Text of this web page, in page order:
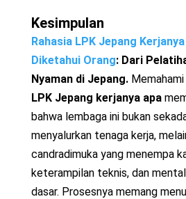
Kesimpulan
Rahasia LPK Jepang
Diketahui Orang: Dari
Nyaman di Jepang.
LPK Jepang kerjanya apa
bahwa lembaga ini bukan
menyalurkan tenaga kerja,
candradimuka yang menempa
keterampilan teknis, dan
dasar. Prosesnya memang